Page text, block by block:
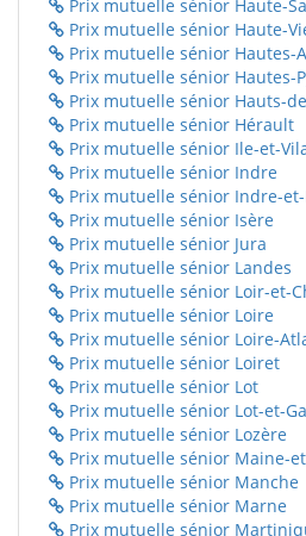
Prix mutuelle sénior Haute-
Prix mutuelle sénior Haute-
Prix mutuelle sénior Hautes-
Prix mutuelle sénior Hautes-
Prix mutuelle sénior Hauts-
Prix mutuelle sénior Hérault
Prix mutuelle sénior Ile-et-
Prix mutuelle sénior Indre
Prix mutuelle sénior Indre-
Prix mutuelle sénior Isère
Prix mutuelle sénior Jura
Prix mutuelle sénior Landes
Prix mutuelle sénior Loir-et-
Prix mutuelle sénior Loire
Prix mutuelle sénior Loire-
Prix mutuelle sénior Loiret
Prix mutuelle sénior Lot
Prix mutuelle sénior Lot-et-
Prix mutuelle sénior Lozère
Prix mutuelle sénior Maine-
Prix mutuelle sénior Manche
Prix mutuelle sénior Marne
Prix mutuelle sénior